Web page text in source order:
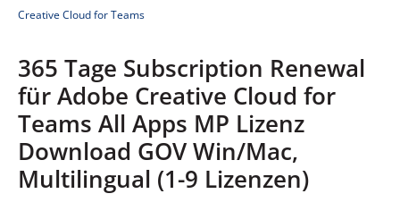
Creative Cloud for Teams
365 Tage Subscription Renewal
für Adobe Creative Cloud for
Teams All Apps MP Lizenz
Download GOV Win/Mac,
Multilingual (1-9 Lizenzen)